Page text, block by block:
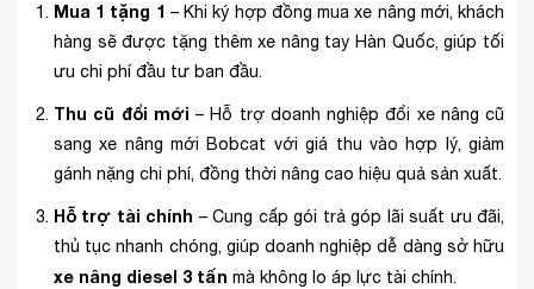
Mua 1 tặng 1 – Khi ký hợp đồng mua xe nâng mới, khách
hàng sẽ được tặng thêm xe nâng tay Hàn Quốc, giúp tối
ưu chi phí đầu tư ban đầu.
Thu cũ đổi mới – Hỗ trợ doanh nghiệp đổi xe nâng cũ
sang xe nâng mới Bobcat với giá thu vào hợp lý, giảm
gánh nặng chi phí, đồng thời nâng cao hiệu quả sản xuất.
Hỗ trợ tài chính – Cung cấp gói trả góp lãi suất ưu đãi,
thủ tục nhanh chóng, giúp doanh nghiệp dễ dàng sở hữu
xe nâng diesel 3 tấn mà không lo áp lực tài chính.